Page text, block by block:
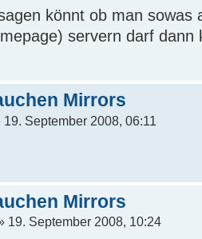
könnt ob man sowas
servern darf
Mirrors
19. September 2008, 06:11
Mirrors
19. September 2008, 10:24